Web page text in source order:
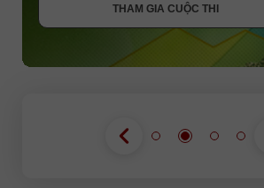
THAM GIA CUỘC THI